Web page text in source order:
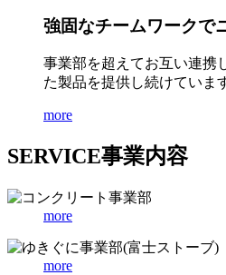
強固なチームワークで
事業部を超えてお互い連携
た製品を提供し続けていま
more
SERVICE事業内容
more
more